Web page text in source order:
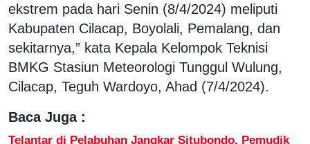
ekstrem pada hari Senin (8/4/2024) meliputi
Kabupaten Cilacap, Boyolali, Pemalang, dan
sekitarnya,” kata Kepala Kelompok Teknisi
BMKG Stasiun Meteorologi Tunggul Wulung,
Cilacap, Teguh Wardoyo, Ahad (7/4/2024).
Baca Juga :
Telantar di Pelabuhan Jangkar Situbondo, Pemudik